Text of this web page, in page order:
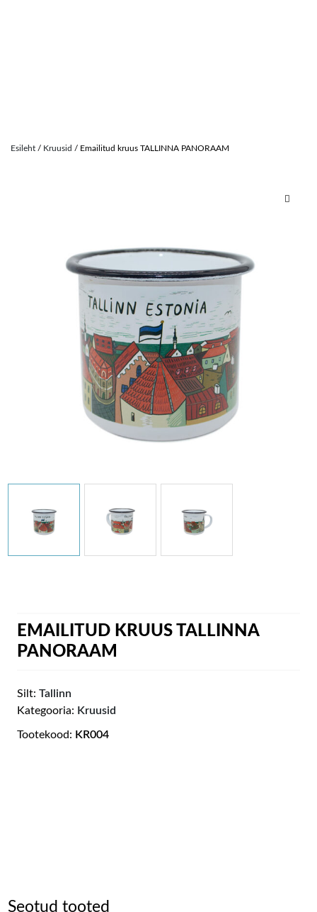
Esileht / Kruusid / Emailitud kruus TALLINNA PANORAAM
EMAILITUD KRUUS TALLINNA
PANORAAM
Tootekood: KR004
Kategooria: Kruusid
Silt: Tallinn
Seotud tooted